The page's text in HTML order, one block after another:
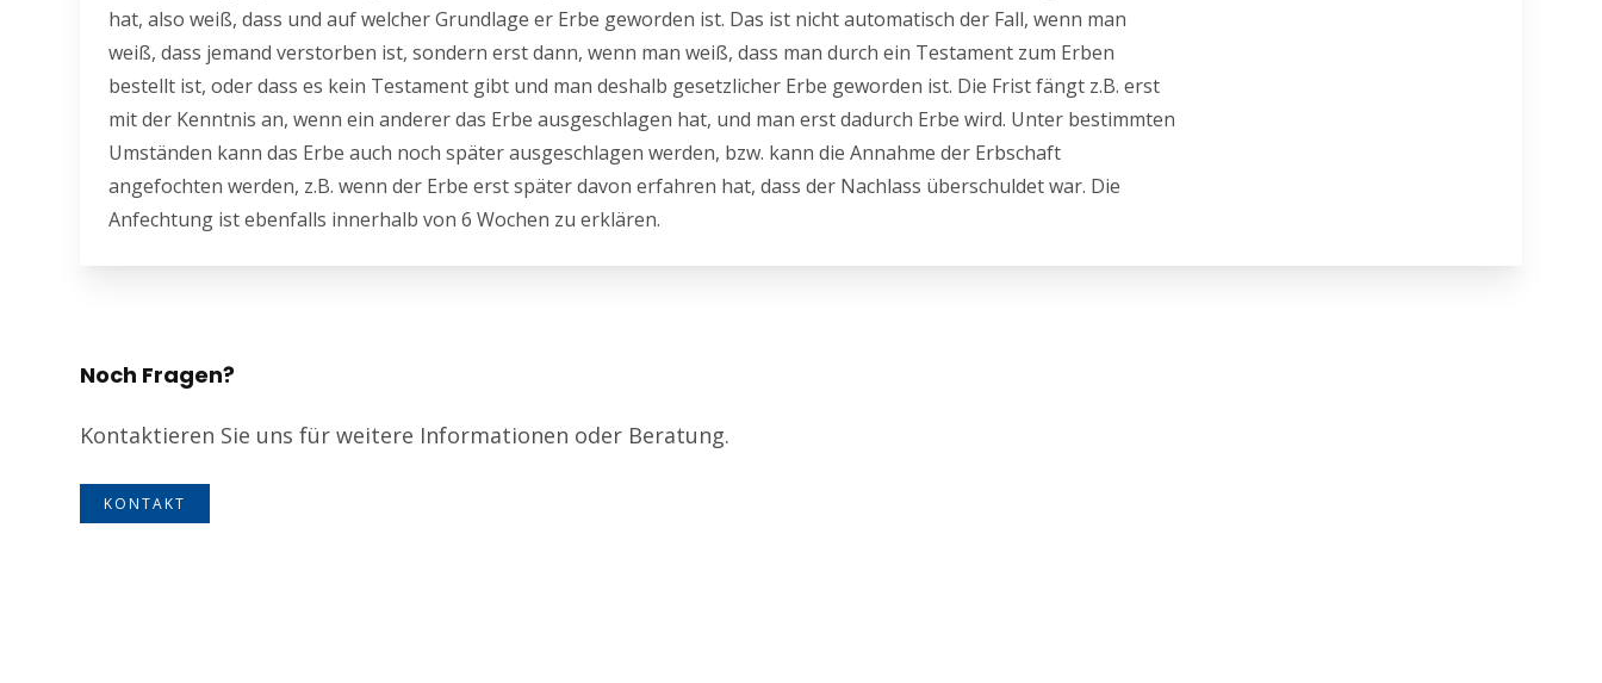
hat, also weiß, dass und auf welcher Grundlage er Erbe geworden ist. Das ist nicht automatisch der Fall, wenn man
weiß, dass jemand verstorben ist, sondern erst dann, wenn man weiß, dass man durch ein Testament zum Erben
bestellt ist, oder dass es kein Testament gibt und man deshalb gesetzlicher Erbe geworden ist. Die Frist fängt z.B. erst
mit der Kenntnis an, wenn ein anderer das Erbe ausgeschlagen hat, und man erst dadurch Erbe wird. Unter bestimmten
Umständen kann das Erbe auch noch später ausgeschlagen werden, bzw. kann die Annahme der Erbschaft
angefochten werden, z.B. wenn der Erbe erst später davon erfahren hat, dass der Nachlass überschuldet war. Die
Anfechtung ist ebenfalls innerhalb von 6 Wochen zu erklären.
Noch Fragen?
Kontaktieren Sie uns für weitere Informationen oder Beratung.
KONTAKT